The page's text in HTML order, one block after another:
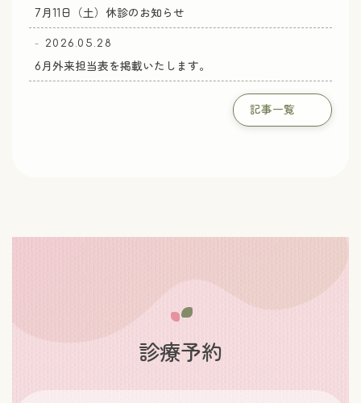
7月11日（土）休診のお知らせ
2026.05.28
6月外来担当表を掲載いたします。
記事一覧
診療予約